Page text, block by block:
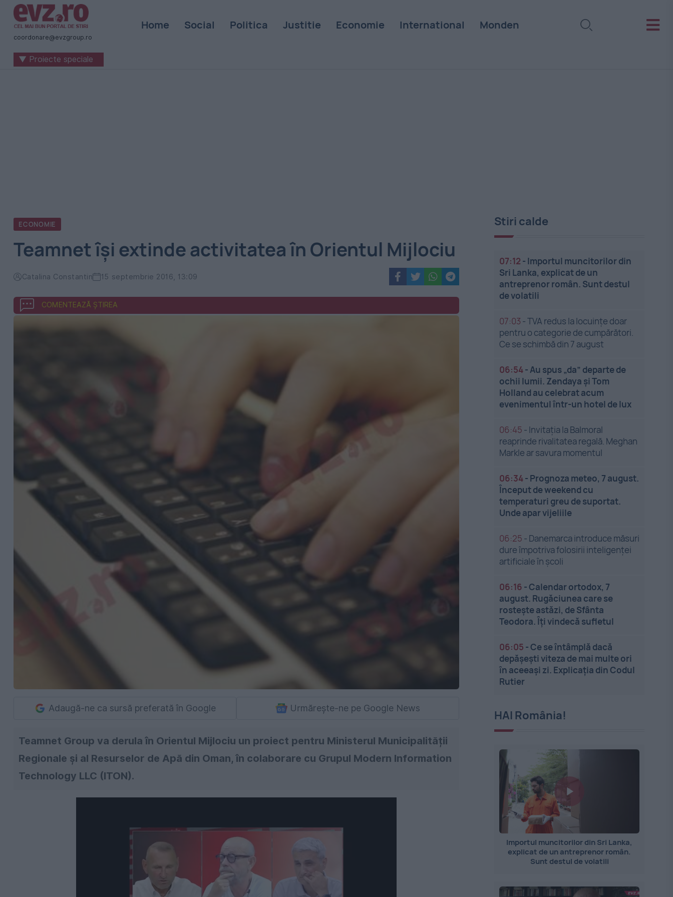
Știri
naționale
internaționale
coordonare@evzgroup.ro
Home Social Politica Justitie Economie International Monden
▼ Proiecte speciale
ECONOMIE
Teamnet își extinde activitatea în Orientul Mijlociu
Catalina Constantin 15 septembrie 2016, 13:09
COMENTEAZĂ ȘTIREA
Adaugă-ne ca sursă preferată în Google Urmărește-ne pe Google News
Teamnet Group va derula în Orientul Mijlociu un proiect pentru Ministerul Municipalității
Regionale și al Resurselor de Apă din Oman, în colaborare cu Grupul Modern Information
Technology LLC (ITON).
Stiri calde
07:12 - Importul muncitorilor din
Sri Lanka, explicat de un
antreprenor român. Sunt destul
de volatili
07:03 -TVA redus la locuințe doar
pentru o categorie de cumpărători.
Ce se schimbă din 7 august
06:54-Au spus „da” departe de
ochii lumii. Zendaya și Tom
Holland au celebrat acum
evenimentul într-un hotel de lux
06:45 - Invitația la Balmoral
reaprinde rivalitatea regală. Meghan
Markle ar savura momentul
06:34- Prognoza meteo, 7 august.
Început de weekend cu
temperaturi greu de suportat.
Unde apar vijeliile
06:25 - Danemarca introduce măsuri
dure împotriva folosirii inteligenței
artificiale în școli
06:16 -Calendar ortodox, 7
august. Rugăciunea care se
rostește astăzi, de Sfânta
Teodora. Îți vindecă sufletul
06:05 -Ce se întâmplă dacă
depășești viteza de mai multe ori
în aceeași zi. Explicația din Codul
Rutier
HAI România!
Importul muncitorilor din Sri Lanka,
explicat de un antreprenor român.
Sunt destul de volatili